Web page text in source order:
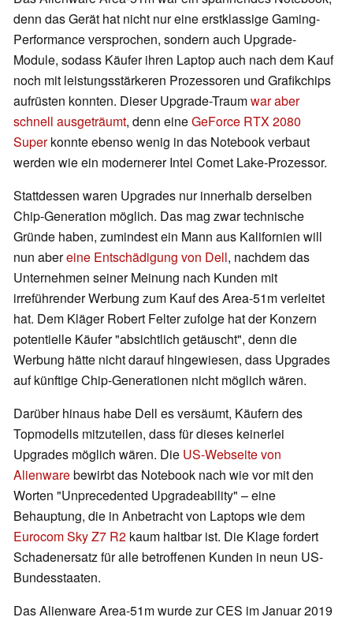
denn das Gerät hat nicht nur eine erstklassige Gaming-
Performance versprochen, sondern auch Upgrade-
Module, sodass Käufer ihren Laptop auch nach dem Kauf
noch mit leistungsstärkeren Prozessoren und Grafikchips
aufrüsten konnten. Dieser Upgrade-Traumwar aber
schnell ausgeträumt, denn eineGeForce RTX 2080
Superkonnte ebenso wenig in das Notebook verbaut
werden wie ein modernerer Intel Comet Lake-Prozessor.
Stattdessen waren Upgrades nur innerhalb derselben
Chip-Generation möglich. Das mag zwar technische
Gründe haben, zumindest ein Mann aus Kalifornien will
nun abereine Entschädigung von Dell, nachdem das
Unternehmen seiner Meinung nach Kunden mit
irreführender Werbung zum Kauf des Area-51m verleitet
hat. Dem Kläger Robert Felter zufolge hat der Konzern
potentielle Käufer "absichtlich getäuscht", denn die
Werbung hätte nicht darauf hingewiesen, dass Upgrades
auf künftige Chip-Generationen nicht möglich wären.
Darüber hinaus habe Dell es versäumt, Käufern des
Topmodells mitzuteilen, dass für dieses keinerlei
Upgrades möglich wären. Die US-Webseite von
Alienwarebewirbt das Notebook nach wie vor mit den
Worten "Unprecedented Upgradeability" – eine
Behauptung, die in Anbetracht von Laptops wie dem
Eurocom Sky Z7 R2 kaum haltbar ist. Die Klage fordert
Schadenersatz für alle betroffenen Kunden in neun US-
Bundesstaaten.
Das Alienware Area-51m wurde zur CES im Januar 2019